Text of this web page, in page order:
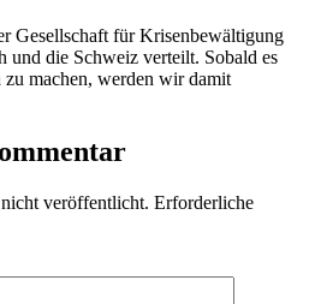
Gesellschaft für Krisenbewältigung
und die Schweiz verteilt. Sobald es
machen, werden wir damit
veröffentlicht. Erforderliche